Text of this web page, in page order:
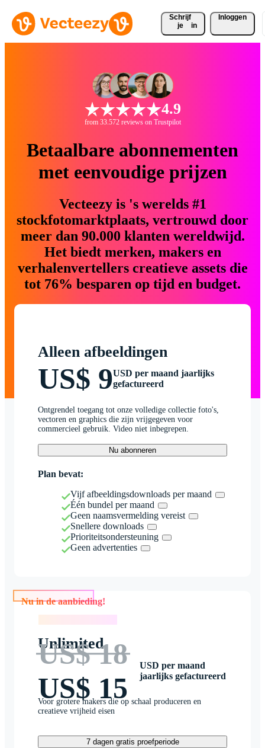
Schrijf
je
in
Inloggen
4.9
from 33.572 reviews on Trustpilot
Betaalbare abonnementen
met eenvoudige prijzen
Vecteezy is 's werelds #1
stockfotomarktplaats, vertrouwd door
meer dan 90.000 klanten wereldwijd.
Het biedt merken, makers en
verhalenvertellers creatieve assets die
tot 76% besparen op tijd en budget.
Alleen afbeeldingen
US$ 9USD per maand jaarlijks
gefactureerd
Ontgrendel toegang tot onze volledige collectie foto's,
vectoren en graphics die zijn vrijgegeven voor
commercieel gebruik. Video niet inbegrepen.
Nu abonneren
Plan bevat:
Vijf afbeeldingsdownloads per maand
Één bundel per maand
Geen naamsvermelding vereist
Snellere downloads
Prioriteitsondersteuning
Geen advertenties
Nu in de aanbieding!
Unlimited
US$ 18
US$ 15
USD per maand
jaarlijks gefactureerd
Voor grotere makers die op schaal produceren en
creatieve vrijheid eisen
7 dagen gratis proefperiode